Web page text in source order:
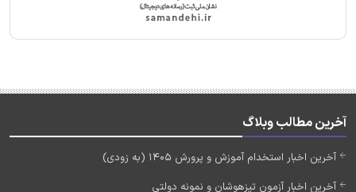
آخرین مطالب وبلاگ
آخرین اخبار استخدام آموزش و پرورش 1405 (به زودی)
آخرین اخبار آزمون تیزهوشان و نمونه دولتی